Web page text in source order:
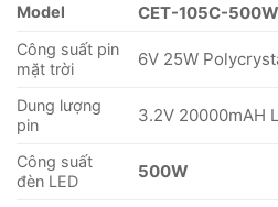
Model CET-105C-500W
Công suất pin
mặt trời
6V 25W
Dung lượng
pin
3.2V 20000mAH
Công suất
đèn LED
500W